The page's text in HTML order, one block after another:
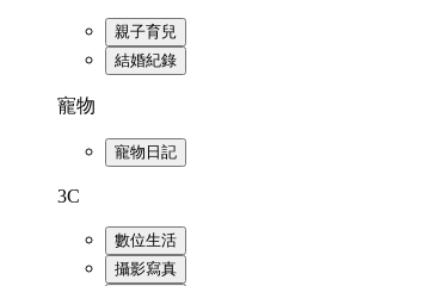
親子育兒
結婚紀錄
寵物
寵物日記
3C
數位生活
攝影寫真